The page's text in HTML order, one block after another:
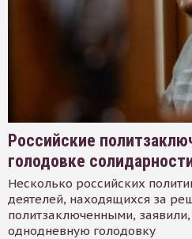
Российские
голодовке
Несколько российских
деятелей, находящихся за
политзаключенными,
однодневную голодовку